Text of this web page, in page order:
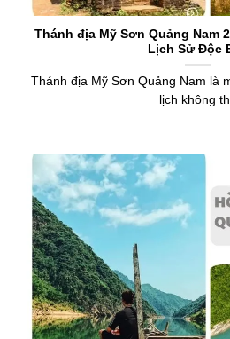
Thánh địa Mỹ Sơn Quảng Nam
Lịch Sử Độc
Thánh địa Mỹ Sơn Quảng Nam là
lịch không